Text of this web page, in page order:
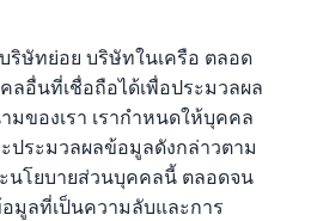
ริษัทย่อย บริษัทในเครือ ตลอด
ลอื่นที่เชื่อถือได้เพื่อประมวลผล
ของเรา เรากำหนดให้บุคคล
ประมวลผลข้อมูลดังกล่าวตาม
นโยบายส่วนบุคคลนี้ ตลอดจน
มูลที่เป็นความลับและการ